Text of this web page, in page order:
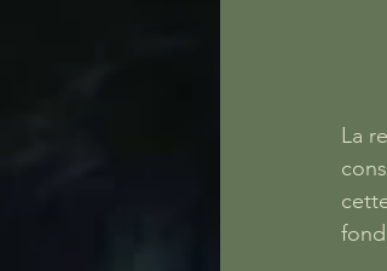
La